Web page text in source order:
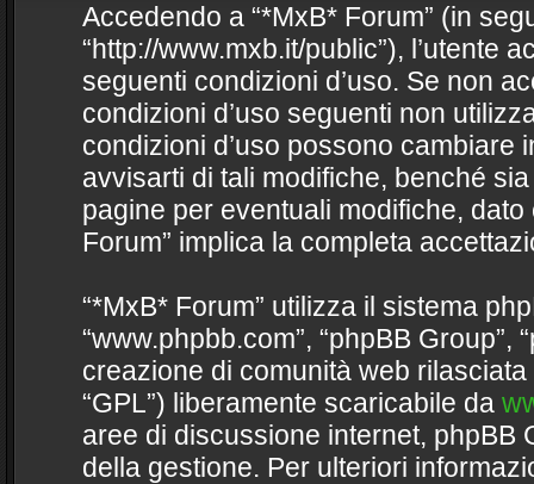
Accedendo a “*MxB* Forum” (in
“http://www.mxb.it/public”), l’utente
seguenti condizioni d’uso. Se non
condizioni d’uso seguenti non
condizioni d’uso possono
avvisarti di tali modifiche, benché
pagine per eventuali modifiche,
Forum” implica la completa
“*MxB* Forum” utilizza il sistema
“www.phpbb.com”, “phpBB Group”,
creazione di comunità web rilasciata
“GPL”) liberamente scaricabile da
aree di discussione internet, phpBB
della gestione. Per ulteriori